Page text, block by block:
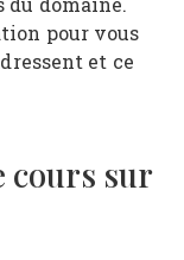
pour vous
et ce
cours sur